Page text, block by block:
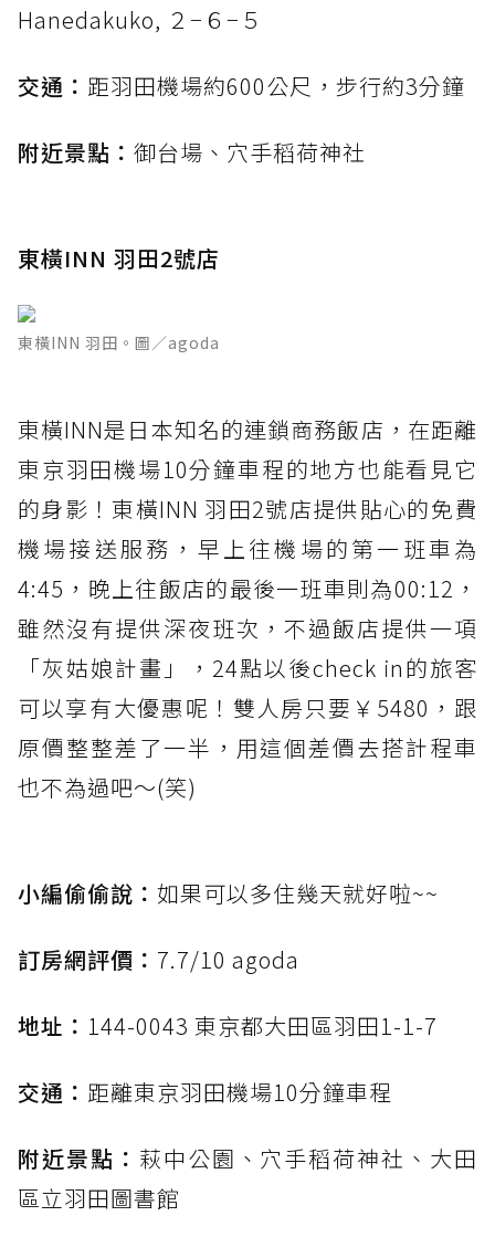
Hanedakuko, ２−６−５
交通： 距羽田機場約600公尺，步行約3分鐘
附近景點： 御台場、穴手稻荷神社
東橫INN 羽田2號店
東橫INN 羽田。圖／agoda
東橫INN是日本知名的連鎖商務飯店，在距離
東京羽田機場10分鐘車程的地方也能看見它
的身影！東橫INN 羽田2號店提供貼心的免費
機場接送服務，早上往機場的第一班車為
4:45，晚上往飯店的最後一班車則為00:12，
雖然沒有提供深夜班次，不過飯店提供一項
「灰姑娘計畫」，24點以後check in的旅客
可以享有大優惠呢！雙人房只要￥5480，跟
原價整整差了一半，用這個差價去搭計程車
也不為過吧～(笑)
小編偷偷說： 如果可以多住幾天就好啦~~
訂房網評價： 7.7/10 agoda
地址： 144-0043 東京都大田區羽田1-1-7
交通： 距離東京羽田機場10分鐘車程
附近景點： 萩中公園、穴手稻荷神社、大田
區立羽田圖書館